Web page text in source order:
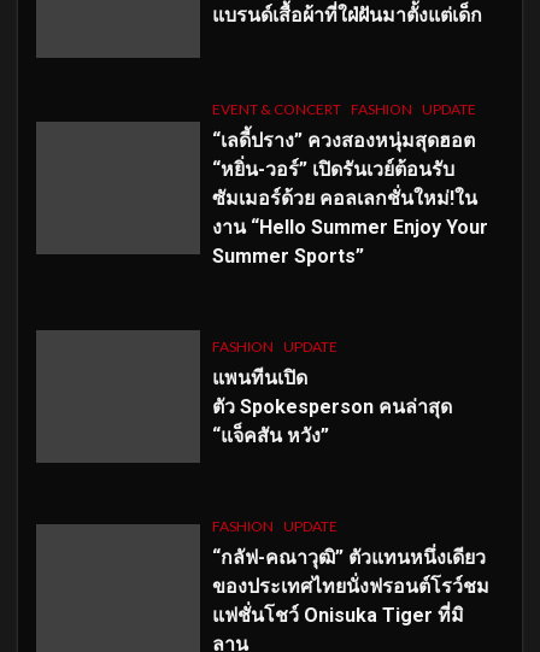
แบรนด์เสื้อผ้าที่ใฝ่ฝันมาตั้งแต่เด็ก
EVENT & CONCERT FASHION UPDATE
“เลดี้ปราง” ควงสองหนุ่มสุดฮอต
“หยิ่น-วอร์” เปิดรันเวย์ต้อนรับ
ซัมเมอร์ด้วย คอลเลกชั่นใหม่!ใน
งาน “Hello Summer Enjoy Your
Summer Sports”
FASHION UPDATE
แพนทีนเปิด
ตัว Spokesperson คนล่าสุด
“แจ็คสัน หวัง”
FASHION UPDATE
“กลัฟ-คณาวุฒิ” ตัวแทนหนึ่งเดียว
ของประเทศไทยนั่งฟรอนต์โรว์ชม
แฟชั่นโชว์ Onisuka Tiger ที่มิ
ลาน